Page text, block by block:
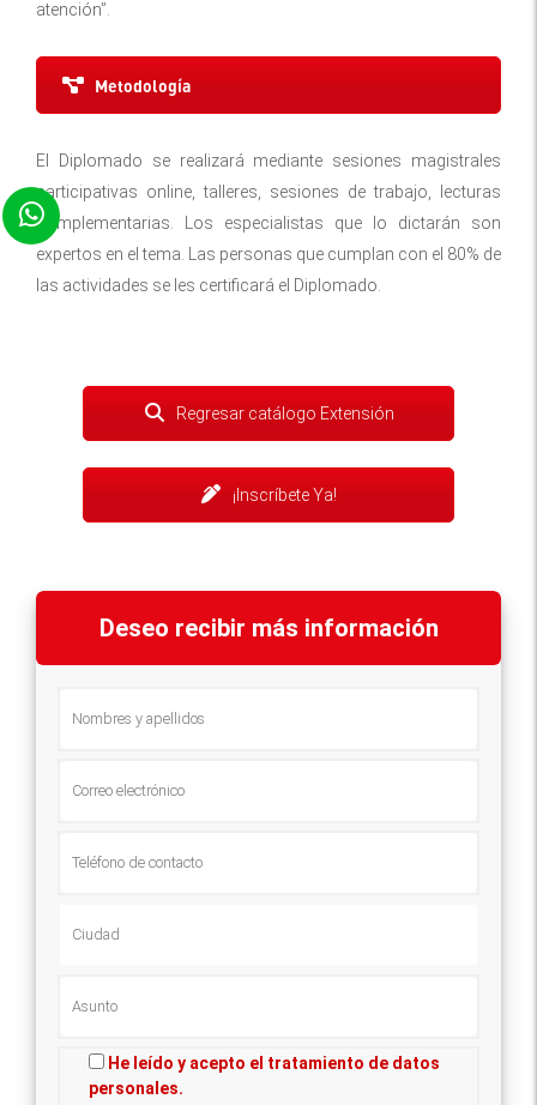
atención”.
Metodología
El Diplomado se realizará mediante sesiones magistrales
participativas online, talleres, sesiones de trabajo, lecturas
complementarias. Los especialistas que lo dictarán son
expertos en el tema. Las personas que cumplan con el 80% de
las actividades se les certificará el Diplomado.
Regresar catálogo Extensión
¡Inscríbete Ya!
Deseo recibir más información
He leído y acepto el tratamiento de datos
personales.